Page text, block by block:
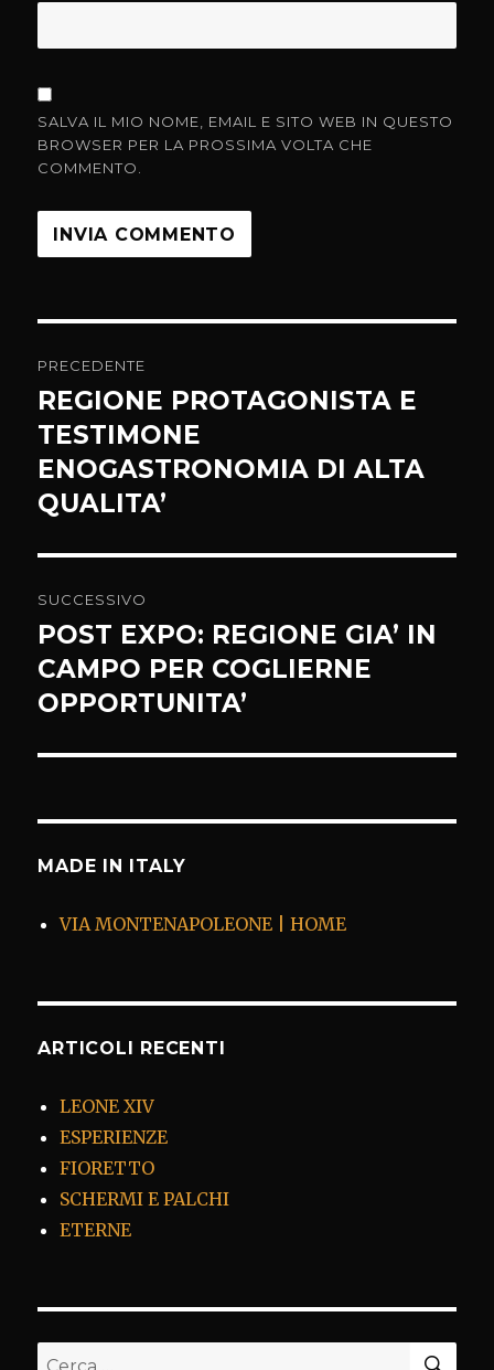
SALVA IL MIO NOME, EMAIL E SITO WEB IN QUESTO
BROWSER PER LA PROSSIMA VOLTA CHE
COMMENTO.
articoli
PRECEDENTE
Articolo
precedente:
REGIONE PROTAGONISTA E
TESTIMONE
ENOGASTRONOMIA DI ALTA
QUALITA’
SUCCESSIVO
Articolo
successivo:
POST EXPO: REGIONE GIA’ IN
CAMPO PER COGLIERNE
OPPORTUNITA’
MADE IN ITALY
VIA MONTENAPOLEONE | HOME
ARTICOLI RECENTI
LEONE XIV
ESPERIENZE
FIORETTO
SCHERMI E PALCHI
ETERNE
Cerca: